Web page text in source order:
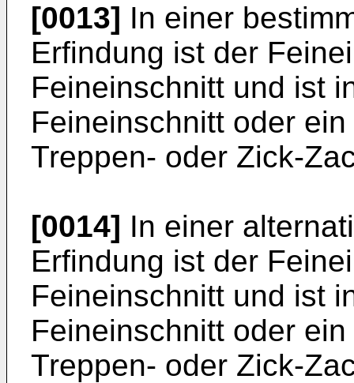
[0013] In einer
Erfindung ist der
Feineinschnitt und ist
Feineinschnitt oder
Treppen- oder Zick-
[0014] In einer
Erfindung ist der
Feineinschnitt und ist
Feineinschnitt oder
Treppen- oder Zick-